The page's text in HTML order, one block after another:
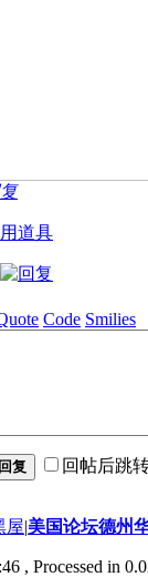
道具
Code Smilies
复 回帖后跳
屋|美国论坛德州
, Processed in